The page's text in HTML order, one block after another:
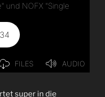
super in die